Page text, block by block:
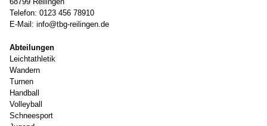
Telefon: 0123 456 78910
E-Mail: info@tbg-reilingen.de
Abteilungen
Leichtathletik
Wandern
Turnen
Handball
Volleyball
Schneesport